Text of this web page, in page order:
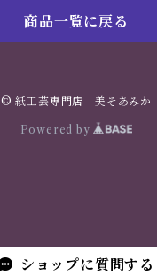
ショップに質問する
商品一覧に戻る
© 紙工芸専門店 美そあみか
Powered by